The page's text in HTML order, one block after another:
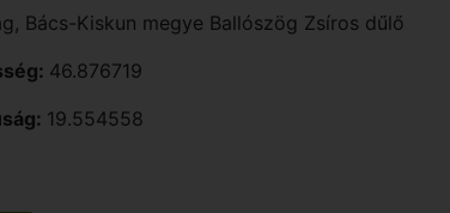
, Bács-Kiskun megye Ballószög Zsíros dűlő
46.876719
19.554558